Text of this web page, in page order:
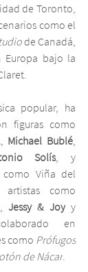
de Toronto,
como el
de Canadá,
Europa bajo la
popular, ha
, Michael Bublé
Solís , y
como Viña del
, Jessy & Joy
en
como Prófugos
de Nácar